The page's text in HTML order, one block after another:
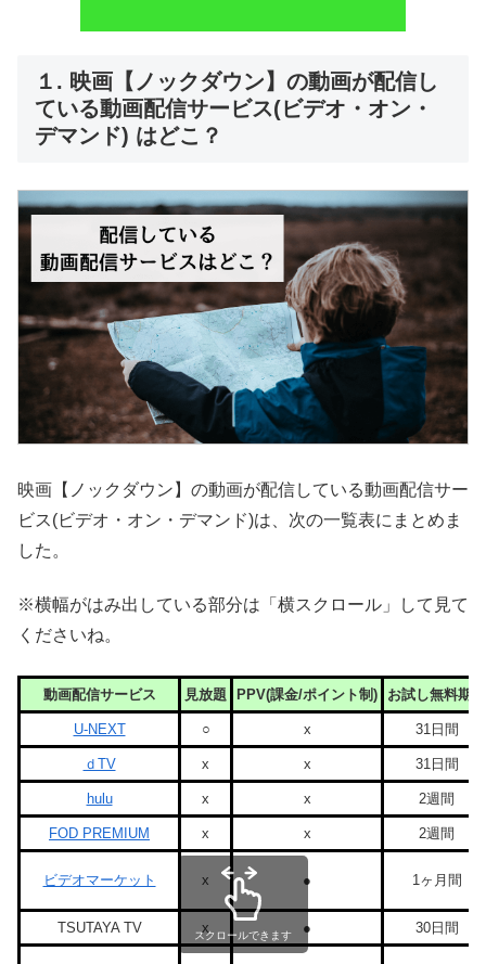
１. 映画【ノックダウン】の動画が配信し
ている動画配信サービス(ビデオ・オン・
デマンド) はどこ？
映画【ノックダウン】の動画が配信している動画配信サー
ビス(ビデオ・オン・デマンド)は、次の一覧表にまとめま
した。
※横幅がはみ出している部分は「横スクロール」して見て
くださいね。
動画配信サービス 見放題 PPV(課金/ポイント制) お試し無料期間
U-NEXT ○ x 31日間
ｄTV x x 31日間
hulu x x 2週間
FOD PREMIUM x x 2週間
ビデオマーケット x ● 1ヶ月間
TSUTAYA TV x ● 30日間
スクロールできます